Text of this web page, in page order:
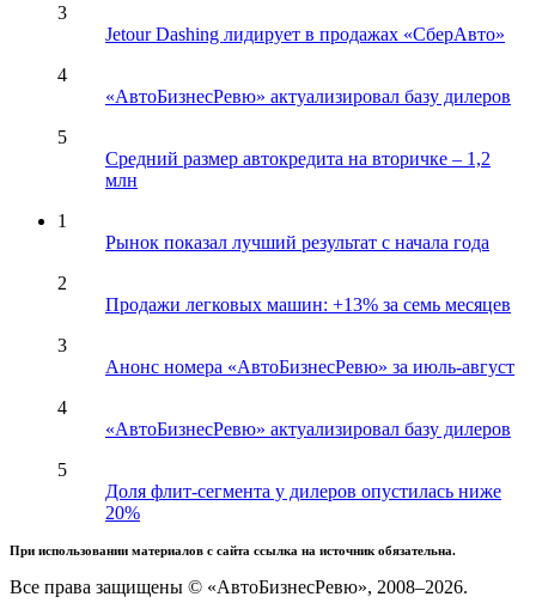
3
Jetour Dashing лидирует в продажах «СберАвто»
4
«АвтоБизнесРевю» актуализировал базу дилеров
5
Средний размер автокредита на вторичке – 1,2
млн
1
Рынок показал лучший результат с начала года
2
Продажи легковых машин: +13% за семь месяцев
3
Анонс номера «АвтоБизнесРевю» за июль-август
4
«АвтоБизнесРевю» актуализировал базу дилеров
5
Доля флит-сегмента у дилеров опустилась ниже
20%
При использовании материалов с сайта ссылка на источник обязательна.
Все права защищены © «АвтоБизнесРевю», 2008–2026.